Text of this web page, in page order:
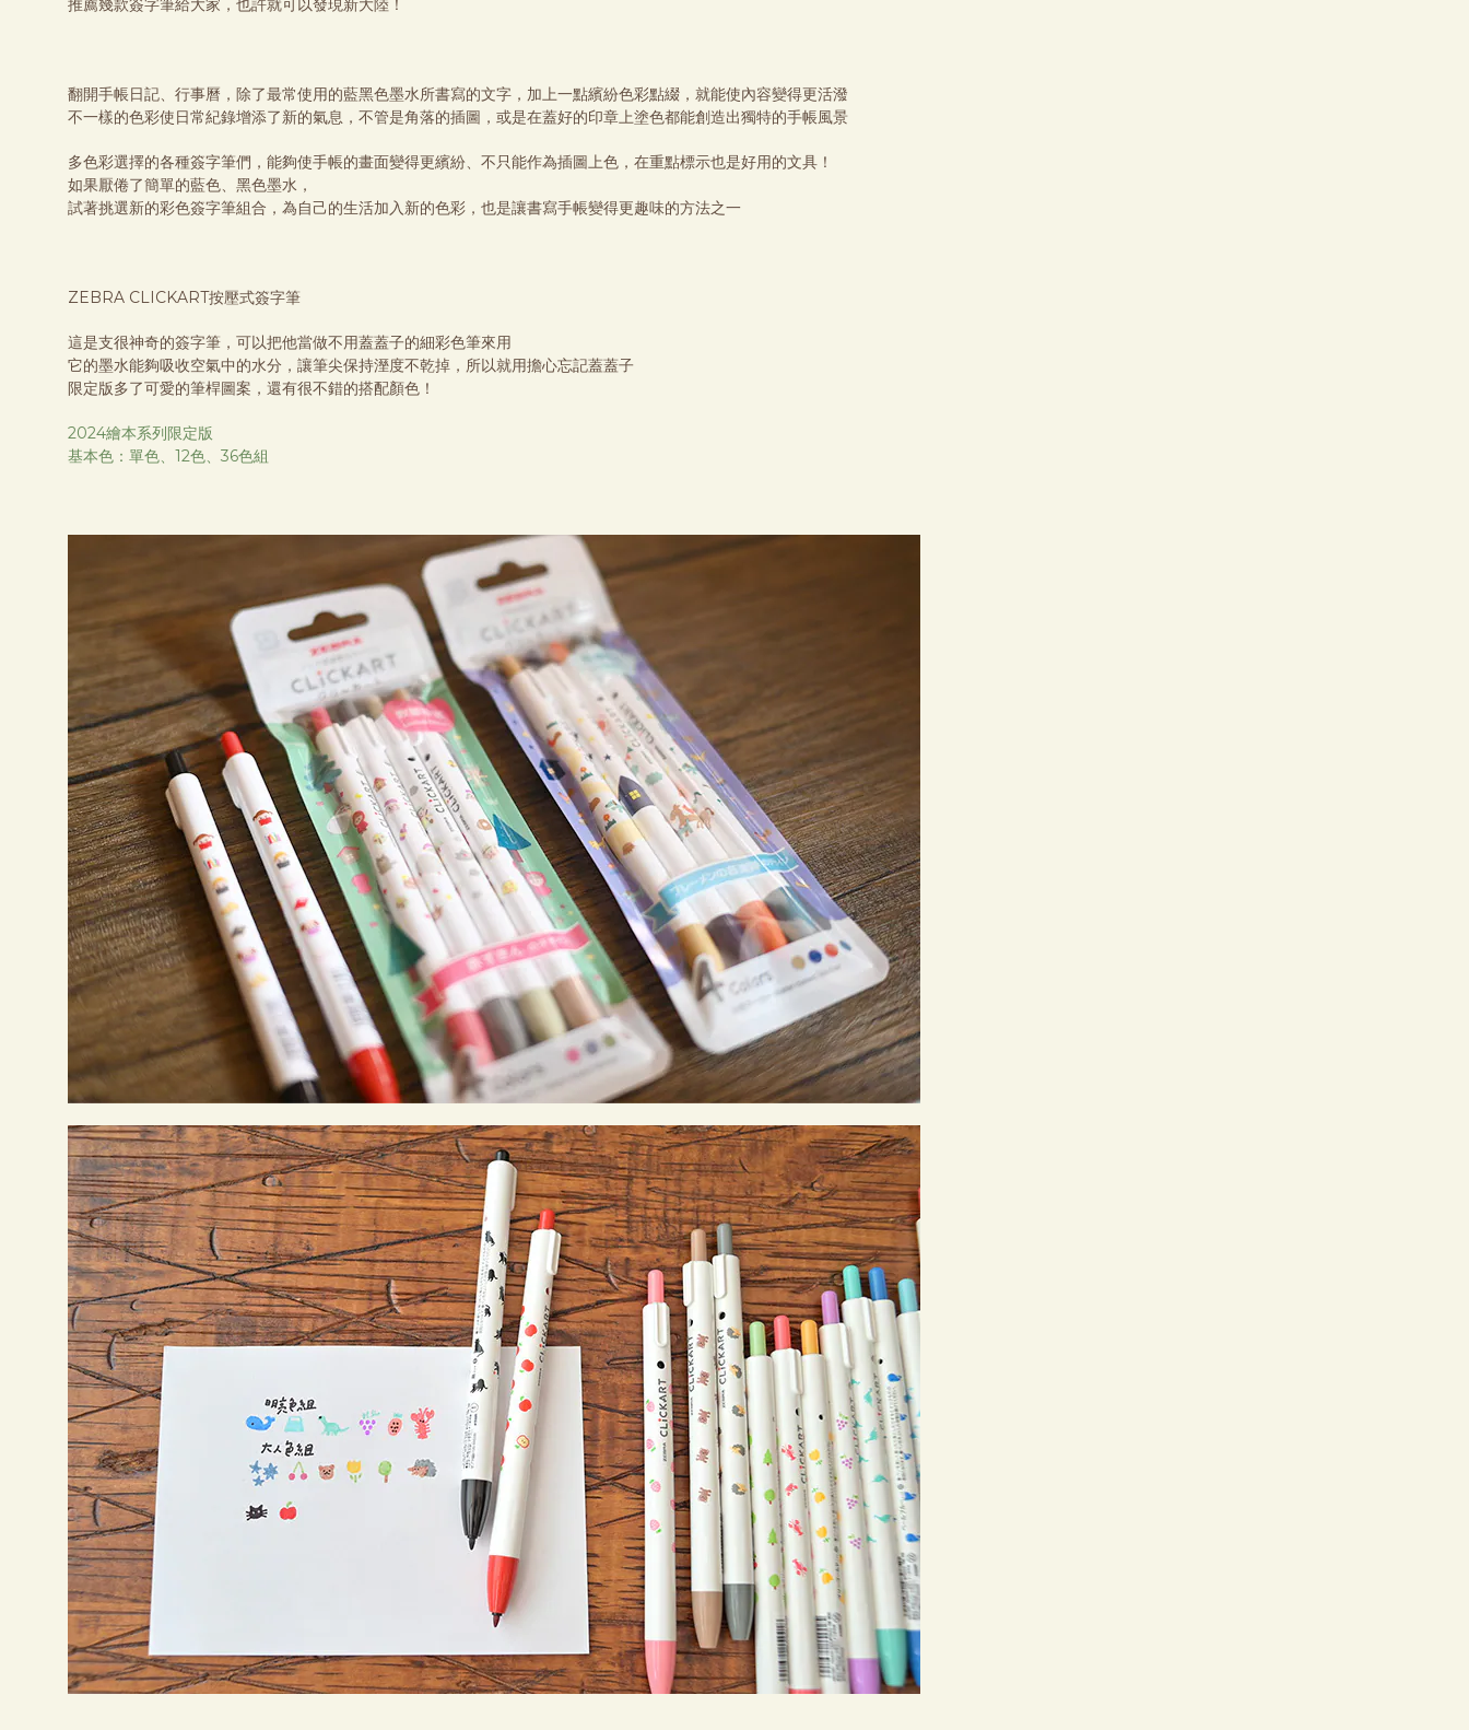
推薦幾款簽字筆給大家，也許就可以發現新大陸！
翻開手帳日記、行事曆，除了最常使用的藍黑色墨水所書寫的文字，加上一點繽紛色彩點綴，就能使內容變得更活潑
不一樣的色彩使日常紀錄增添了新的氣息，不管是角落的插圖，或是在蓋好的印章上塗色都能創造出獨特的手帳風景
多色彩選擇的各種簽字筆們，能夠使手帳的畫面變得更繽紛、不只能作為插圖上色，在重點標示也是好用的文具！
如果厭倦了簡單的藍色、黑色墨水，
試著挑選新的彩色簽字筆組合，為自己的生活加入新的色彩，也是讓書寫手帳變得更趣味的方法之一
ZEBRA CLICKART按壓式簽字筆
這是支很神奇的簽字筆，可以把他當做不用蓋蓋子的細彩色筆來用
它的墨水能夠吸收空氣中的水分，讓筆尖保持溼度不乾掉，所以就用擔心忘記蓋蓋子
限定版多了可愛的筆桿圖案，還有很不錯的搭配顏色！
2024繪本系列限定版
基本色：單色、12色、36色組